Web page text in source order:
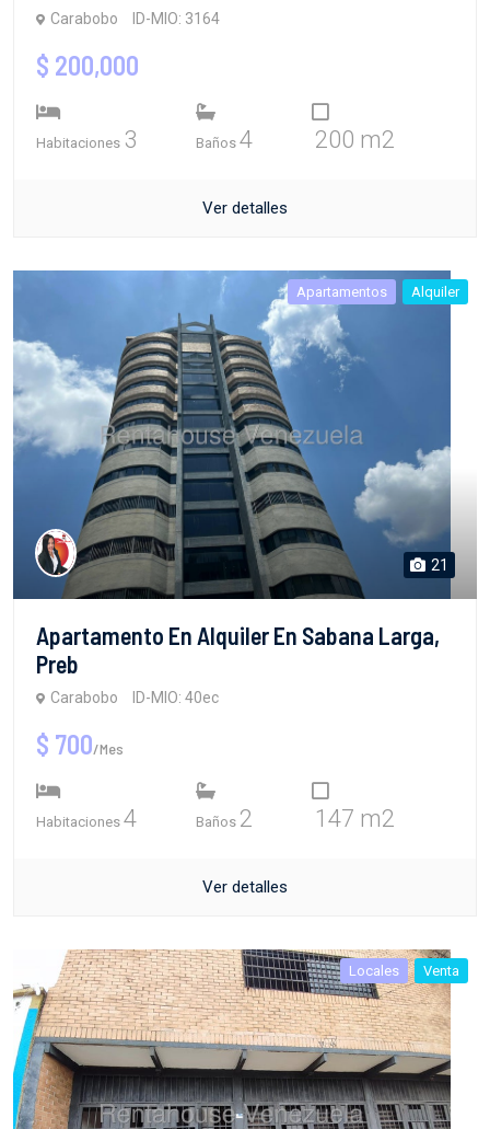
Carabobo ID-MIO: 3164
$ 200,000
Habitaciones 3 Baños 4 200 m2
Ver detalles
Apartamentos Alquiler
21
Apartamento En Alquiler En Sabana Larga,
Preb
Carabobo ID-MIO: 40ec
$ 700/Mes
Habitaciones 4 Baños 2 147 m2
Ver detalles
Locales Venta